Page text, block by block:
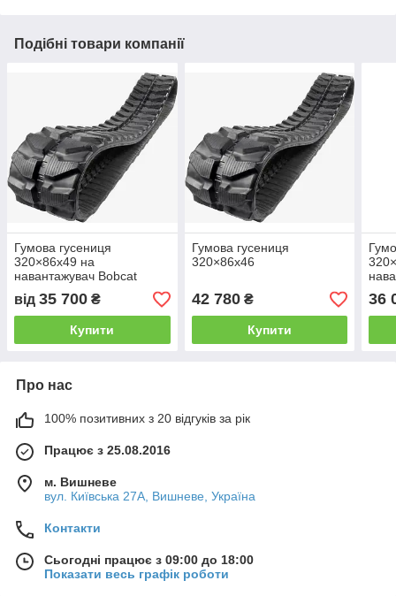
Подібні товари компанії
Гумова гусениця
320×86x49 на
навантажувач Bobcat
BOBCAT T180/H,BOBCAT
T190/H,BOBCAT T550,
BOBCAT T590
від 35 700 ₴
Купити
Гумова гусениця
320×86x46
42 780₴
Купити
36
Про нас
100% позитивних з 20 відгуків за рік
Працює з 25.08.2016
м. Вишневе
вул. Київська 27А, Вишневе, Україна
Контакти
Сьогодні працює з 09:00 до 18:00
Показати весь графік роботи